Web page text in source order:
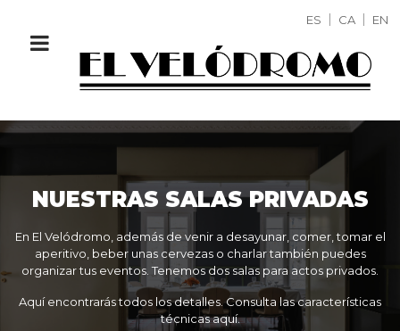
ES CA EN
NUESTRAS SALAS PRIVADAS
En El Velódromo, además de venir a desayunar, comer, tomar el
aperitivo, beber unas cervezas o charlar también puedes
organizar tus eventos. Tenemos dos salas para actos privados.
Aquí encontrarás todos los detalles. Consulta las características
técnicas aquí.